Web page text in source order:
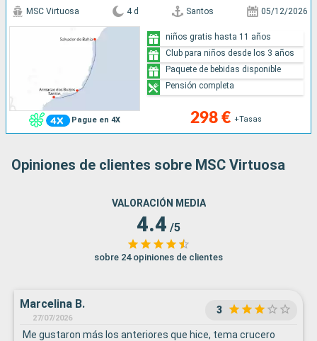
Pague en 4X
MSC Virtuosa 4 d Santos 05/12/2026
298 € +Tasas
niños gratis hasta 11 años
Club para niños desde los 3 años
Paquete de bebidas disponible
Pensión completa
Opiniones de clientes sobre MSC Virtuosa
VALORACIÓN MEDIA
4.4 /5
sobre 24 opiniones de clientes
Marcelina B.
27/07/2026
3
Me gustaron más los anteriores que hice, tema crucero